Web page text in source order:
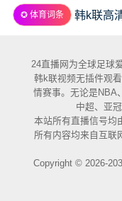
✪ 体育词条 韩k联高
24直播网为全球足球
韩k联视频无插件观
情赛事。无论是NBA
中超、亚
本站所有直播信号均
所有内容均来自互联
Copyright © 2026-